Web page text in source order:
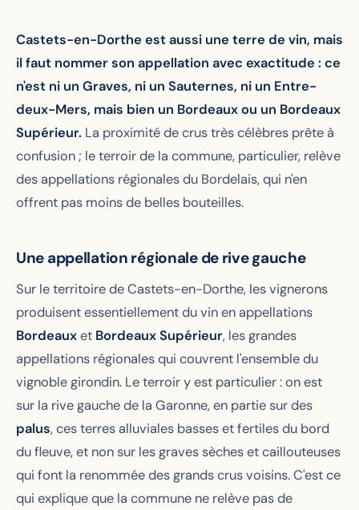
Castets-en-Dorthe est aussi une terre de vin, mais
il faut nommer son appellation avec exactitude : ce
n'est ni un Graves, ni un Sauternes, ni un Entre-
deux-Mers, mais bien un Bordeaux ou un Bordeaux
Supérieur. La proximité de crus très célèbres prête à
confusion ; le terroir de la commune, particulier, relève
des appellations régionales du Bordelais, qui n'en
offrent pas moins de belles bouteilles.
Une appellation régionale de rive gauche
Sur le territoire de Castets-en-Dorthe, les vignerons
produisent essentiellement du vin en appellations
Bordeauxet Bordeaux Supérieur, les grandes
appellations régionales qui couvrent l'ensemble du
vignoble girondin. Le terroir y est particulier : on est
sur la rive gauche de la Garonne, en partie sur des
palus, ces terres alluviales basses et fertiles du bord
du fleuve, et non sur les graves sèches et caillouteuses
qui font la renommée des grands crus voisins. C'est ce
qui explique que la commune ne relève pas de